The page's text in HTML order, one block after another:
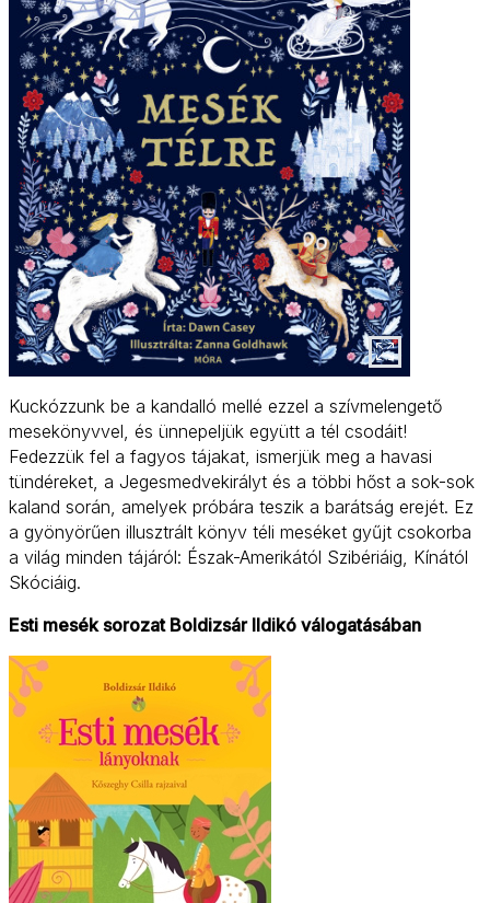
Kuckózzunk be a kandalló mellé ezzel a szívmelengető
mesekönyvvel, és ünnepeljük együtt a tél csodáit!
Fedezzük fel a fagyos tájakat, ismerjük meg a havasi
tündéreket, a Jegesmedvekirályt és a többi hőst a sok-sok
kaland során, amelyek próbára teszik a barátság erejét. Ez
a gyönyörűen illusztrált könyv téli meséket gyűjt csokorba
a világ minden tájáról: Észak-Amerikától Szibériáig, Kínától
Skóciáig.
Esti mesék sorozat Boldizsár Ildikó válogatásában